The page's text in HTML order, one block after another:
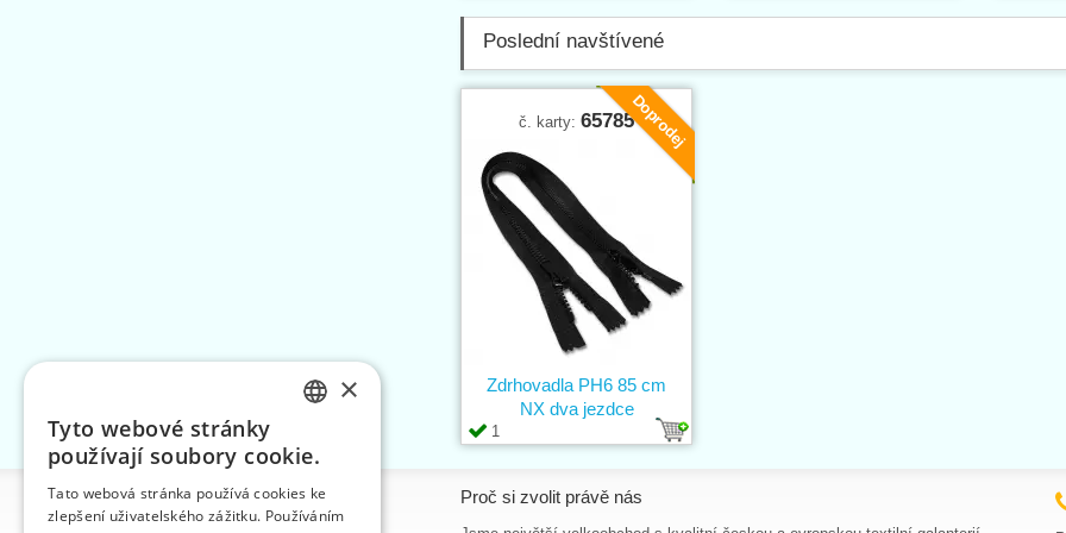
Poslední navštívené
Doprodej
č. karty: 65785
1
Zdrhovadla PH6 85 cm
NX dva jezdce
Informace Proč si zvolit právě nás
ENGLISH
×
Tyto webové stránky
používají soubory cookie.
Tato webová stránka používá cookies ke
zlepšení uživatelského zážitku. Používáním